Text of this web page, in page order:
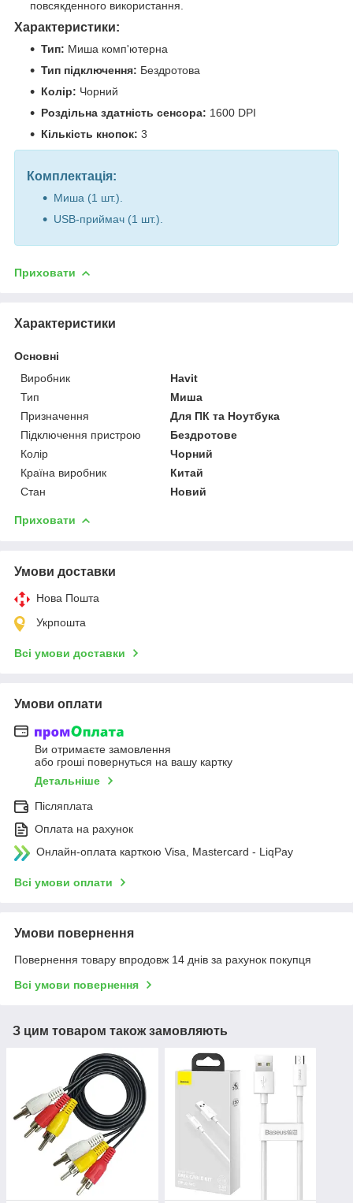
повсякденного використання.
Характеристики:
Тип: Миша комп'ютерна
Тип підключення: Бездротова
Колір: Чорний
Роздільна здатність сенсора: 1600 DPI
Кількість кнопок: 3
Комплектація:
Миша (1 шт.).
USB-приймач (1 шт.).
Приховати
Характеристики
Основні
Виробник
Havit
Тип
Миша
Призначення
Для ПК та Ноутбука
Підключення пристрою
Бездротове
Колір
Чорний
Країна виробник
Китай
Стан
Новий
Приховати
Умови доставки
Нова Пошта
Укрпошта
Всі умови доставки
Умови оплати
Ви отримаєте замовлення
або гроші повернуться на вашу картку
Детальніше
Післяплата
Оплата на рахунок
Онлайн-оплата карткою Visa, Mastercard - LiqPay
Всі умови оплати
Умови повернення
Повернення товару впродовж 14 днів за рахунок покупця
Всі умови повернення
З цим товаром також замовляють